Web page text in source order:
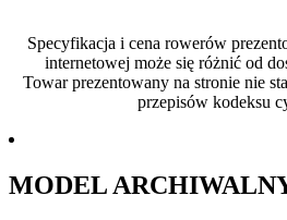
Specyfikacja i cena rowerów
internetowej może się różnić od
Towar prezentowany na stronie nie
przepisów kodeksu
MODEL